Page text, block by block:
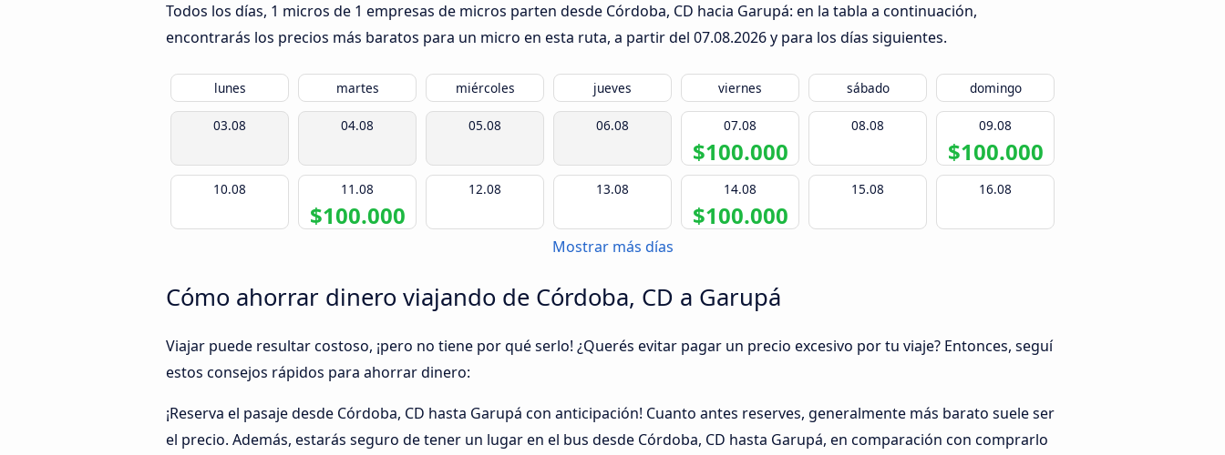
Todos los días, 1 micros de 1 empresas de micros parten desde Córdoba, CD hacia Garupá: en la tabla a continuación,
encontrarás los precios más baratos para un micro en esta ruta, a partir del 07.08.2026y para los días siguientes.
lunes martes miércoles jueves viernes sábado domingo
03.08 04.08 05.08 06.08 07.08
$100.000
08.08 09.08
$100.000
10.08 11.08
$100.000
12.08 13.08 14.08
$100.000
15.08 16.08
Mostrar más días
Cómo ahorrar dinero viajando de Córdoba, CD a Garupá
Viajar puede resultar costoso, ¡pero no tiene por qué serlo! ¿Querés evitar pagar un precio excesivo por tu viaje? Entonces, seguí
estos consejos rápidos para ahorrar dinero:
¡Reserva el pasaje desde Córdoba, CD hasta Garupá con anticipación! Cuanto antes reserves, generalmente más barato suele ser
el precio. Además, estarás seguro de tener un lugar en el bus desde Córdoba, CD hasta Garupá, en comparación con comprarlo